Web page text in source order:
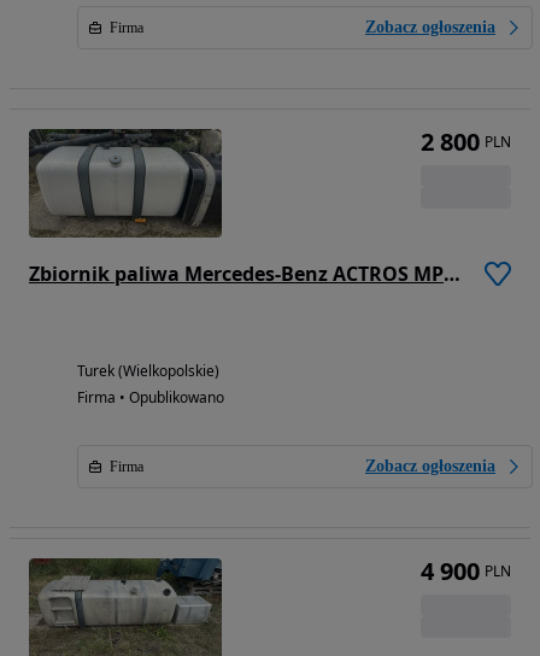
Firma Zobacz ogłoszenia
Zbiornik paliwa Mercedes-Benz ACTROS MP4 kompletny
Turek (Wielkopolskie)
Firma • Opublikowano
Firma Zobacz ogłoszenia
2 800 PLN
4 900 PLN